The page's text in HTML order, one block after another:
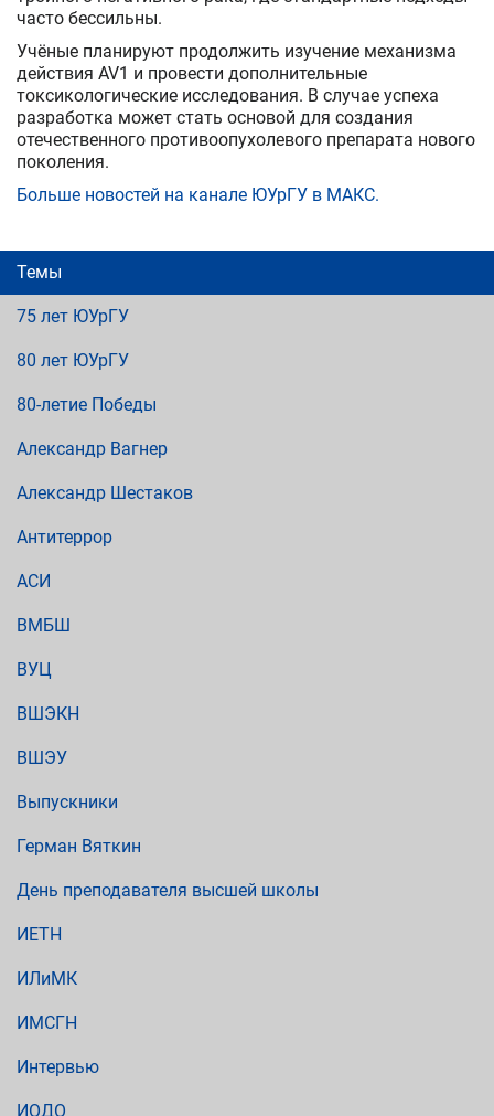
часто бессильны.
Учёные планируют продолжить изучение механизма
действия AV1 и провести дополнительные
токсикологические исследования. В случае успеха
разработка может стать основой для создания
отечественного противоопухолевого препарата нового
поколения.
Больше новостей на канале ЮУрГУ в MAКС.
Темы
75 лет ЮУрГУ
80 лет ЮУрГУ
80-летие Победы
Александр Вагнер
Александр Шестаков
Антитеррор
АСИ
ВМБШ
ВУЦ
ВШЭКН
ВШЭУ
Выпускники
Герман Вяткин
День преподавателя высшей школы
ИЕТН
ИЛиМК
ИМСГН
Интервью
ИОДО